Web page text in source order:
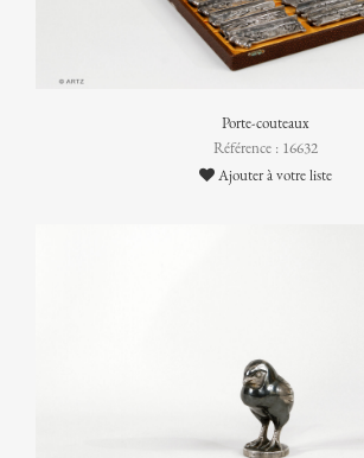
Porte-couteaux
Référence : 16632
Ajouter à votre liste